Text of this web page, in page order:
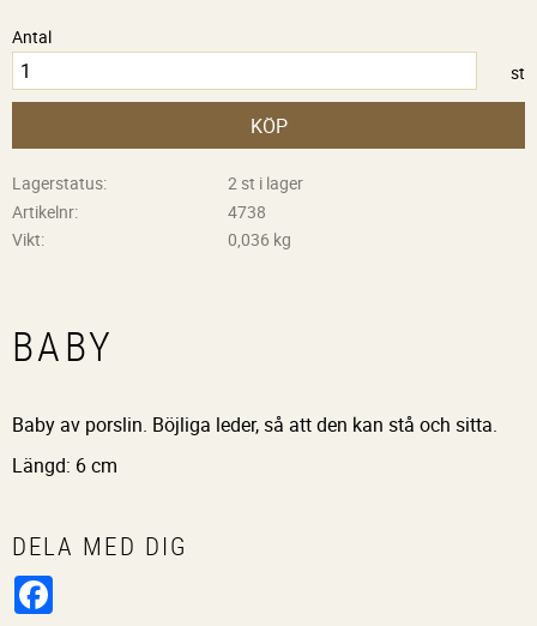
Antal
st
KÖP
Lagerstatus
2 st i lager
Artikelnr
4738
Vikt
0,036 kg
BABY
Baby av porslin. Böjliga leder, så att den kan stå och sitta.
Längd: 6 cm
DELA MED DIG